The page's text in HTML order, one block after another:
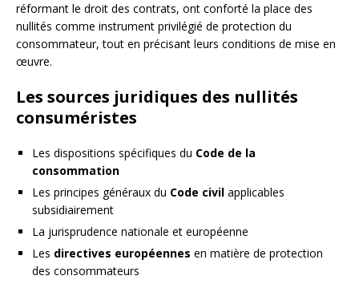
réformant le droit des contrats, ont conforté la place des
nullités comme instrument privilégié de protection du
consommateur, tout en précisant leurs conditions de mise en
œuvre.
Les sources juridiques des nullités
consuméristes
Les dispositions spécifiques du Code de la
consommation
Les principes généraux du Code civil applicables
subsidiairement
La jurisprudence nationale et européenne
Les directives européennes en matière de protection
des consommateurs